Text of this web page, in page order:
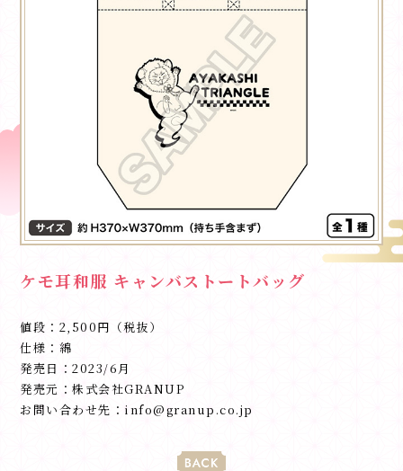
ケモ耳和服 キャンバストートバッグ
値段：2,500円（税抜）
仕様：綿
発売日：2023/6月
発売元：株式会社GRANUP
お問い合わせ先：info@granup.co.jp